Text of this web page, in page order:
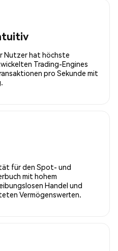
Nutzer hat höchste
Trading-Engines
pro Sekunde mit
für den Spot- und
mit hohem
Handel und
Vermögenswerten.